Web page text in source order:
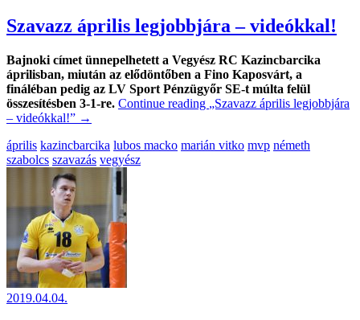
Szavazz április legjobbjára – videókkal!
Bajnoki címet ünnepelhetett a Vegyész RC Kazincbarcika
áprilisban, miután az elődöntőben a Fino Kaposvárt, a
fináléban pedig az LV Sport Pénzügyőr SE-t múlta felül
összesítésben 3-1-re. Continue reading „Szavazz április legjobbjára
– videókkal!” →
április kazincbarcika lubos macko marián vitko mvp németh
szabolcs szavazás vegyész
2019.04.04.